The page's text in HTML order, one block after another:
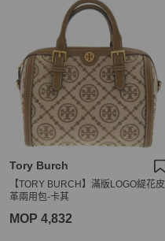
Tory Burch
【TORY BURCH】滿版LOGO緹花皮
革兩用包-卡其
MOP 4,832